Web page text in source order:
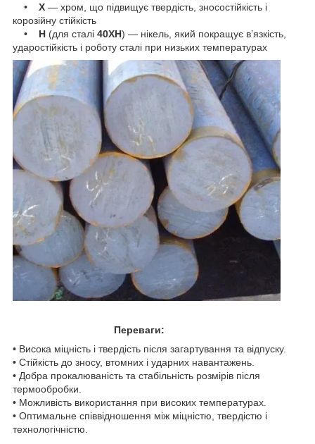
• Х — хром, що підвищує твердість, зносостійкість і
корозійну стійкість
• Н (для сталі 40ХН) — нікель, який покращує в’язкість,
ударостійкість і роботу сталі при низьких температурах
Переваги:
• Висока міцність і твердість після загартування та відпуску.
• Стійкість до зносу, втомних і ударних навантажень.
• Добра прокалюваність та стабільність розмірів після
термообробки.
• Можливість використання при високих температурах.
• Оптимальне співвідношення між міцністю, твердістю і
технологічністю.